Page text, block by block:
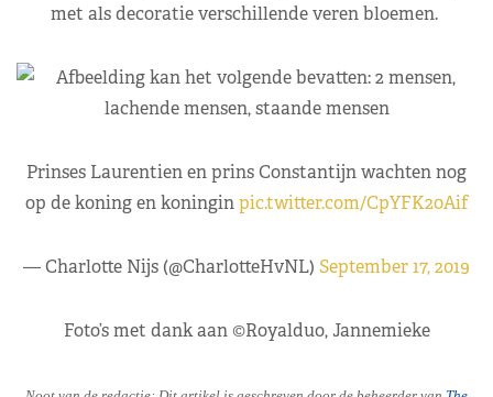
met als decoratie verschillende veren bloemen.
Prinses Laurentien en prins Constantijn wachten nog
op de koning en koninginpic.twitter.com/CpYFK20Aif
— Charlotte Nijs (@CharlotteHvNL) September 17, 2019
Foto’s met dank aan ©Royalduo, Jannemieke